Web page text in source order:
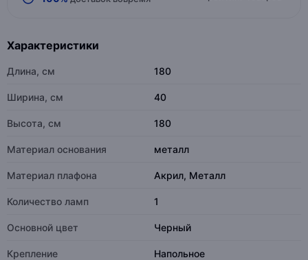
Характеристики
Длина, см 180
Ширина, см 40
Высота, см 180
Материал основания металл
Материал плафона Акрил, Металл
Количество ламп 1
Основной цвет Черный
Крепление Напольное